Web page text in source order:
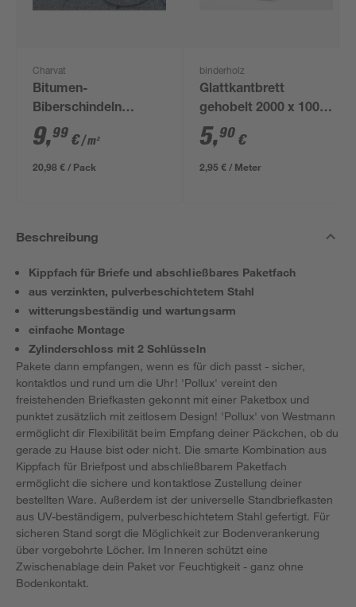
Charvat
Bitumen-
Biberschindeln
schwarz 33,3 x 100
cm
9,99 €/ m²
20,98 € / Pack
binderholz
Glattkantbrett
gehobelt 2000 x 100 x
18 mm
5,90 €
2,95 € / Meter
Beschreibung
Kippfach für Briefe und abschließbares Paketfach
aus verzinkten, pulverbeschichtetem Stahl
witterungsbeständig und wartungsarm
einfache Montage
Zylinderschloss mit 2 Schlüsseln
Pakete dann empfangen, wenn es für dich passt - sicher,
kontaktlos und rund um die Uhr! 'Pollux' vereint den
freistehenden Briefkasten gekonnt mit einer Paketbox und
punktet zusätzlich mit zeitlosem Design! 'Pollux' von Westmann
ermöglicht dir Flexibilität beim Empfang deiner Päckchen, ob du
gerade zu Hause bist oder nicht. Die smarte Kombination aus
Kippfach für Briefpost und abschließbarem Paketfach
ermöglicht die sichere und kontaktlose Zustellung deiner
bestellten Ware. Außerdem ist der universelle Standbriefkasten
aus UV-beständigem, pulverbeschichtetem Stahl gefertigt. Für
sicheren Stand sorgt die Möglichkeit zur Bodenverankerung
über vorgebohrte Löcher. Im Inneren schützt eine
Zwischenablage dein Paket vor Feuchtigkeit - ganz ohne
Bodenkontakt.